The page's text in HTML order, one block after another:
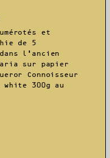
et
de 5
l’ancien
sur papier
Connoisseur
white 300g au